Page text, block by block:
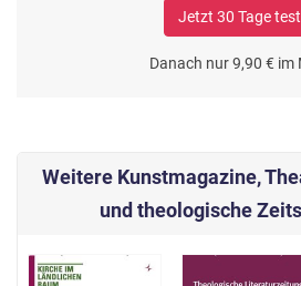
Jetzt 30 Tage
Danach nur 9,90 € im
Weitere Kunstmagazine,
und theologische